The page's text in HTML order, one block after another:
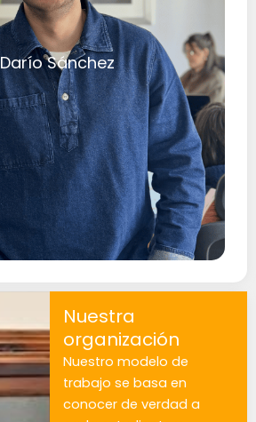
Darío Sánchez
Nuestra
organización
Nuestro modelo de
trabajo se basa en
conocer de verdad a